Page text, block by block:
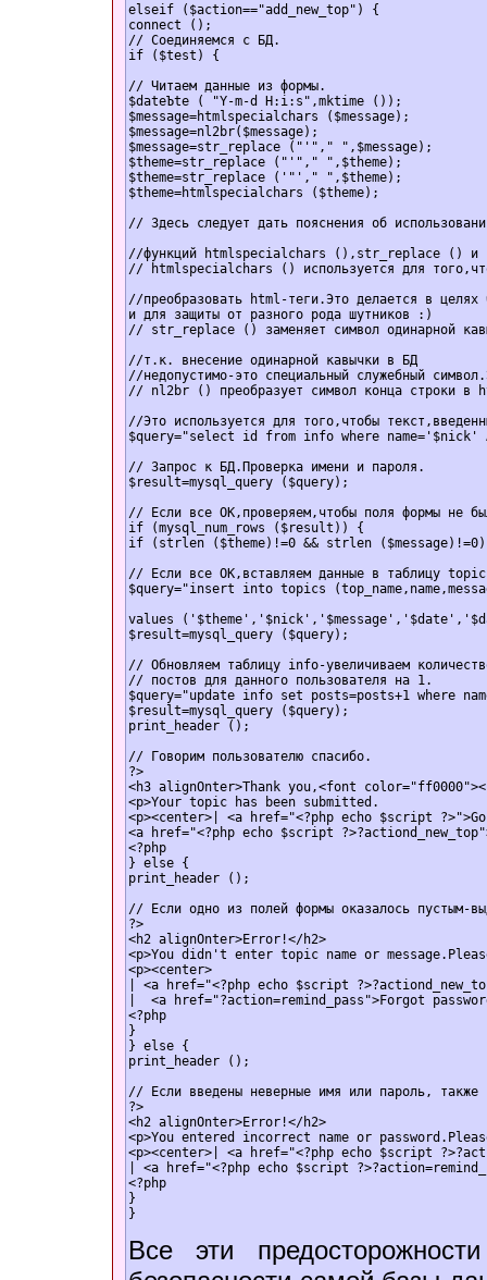
elseif ($action=="add_new_top") {
connect
// Соединяемся с БД.
if ($test) {
// Читаем данные из формы.
$dateЪte ( "Y-m-d H:i:s",mktime ());
$message=htmlspecialchars ($message);
$message=nl2br($message);
$message=str_replace ("'"," ",$message);
$theme=str_replace ("'"," ",$theme);
$theme=str_replace ('"'," ",$theme);
$theme=htmlspecialchars ($theme);
// Здесь следует дать пояснения об
//функций htmlspecialchars (),str_replace ()
// htmlspecialchars () используется для
//преобразовать html-теги.Это делается в целях
и для защиты от разного рода шутников :)
// str_replace () заменяет символ одинарной
//т.к. внесение одинарной кавычки в БД
//недопустимо-это специальный служебный
// nl2br () преобразует символ конца строки в
//Это используется для того,чтобы
$query="select id from info where name='$nick'
// Запрос к БД.Проверка имени и пароля.
$result=mysql_query ($query);
// Если все ОК,проверяем,чтобы поля формы не
if (mysql_num_rows ($result)) {
if (strlen ($theme)!=0 && strlen
// Если все ОК,вставляем данные в таблицу
values
$result=mysql_query ($query);
// Обновляем таблицу info-увеличиваем
// постов для данного пользователя на 1.
$query="update info set posts=posts+1 where
$result=mysql_query ($query);
print_header ();
// Говорим пользователю спасибо.
?>
<h3 alignОnter>Thank you,<font
<p>Your topic has been submitted.
<p><center>| <a href="<?php echo $script
<a href="<?php echo $script
<?php
} else {
print_header ();
// Если одно из полей формы оказалось пустым-
?>
<h2 alignОnter>Error!</h2>
<p>You didn't enter topic name or
<p><center>
| <a href="<?php echo $script
|  <a href="?action=remind_pass">Forgot
<?php
}
} else {
print_header ();
// Если введены неверные имя или пароль, также
?>
<h2 alignОnter>Error!</h2>
<p>You entered incorrect name or
<p><center>| <a href="<?php echo $script
| <a href="<?php echo $script
<?php
}
Все эти